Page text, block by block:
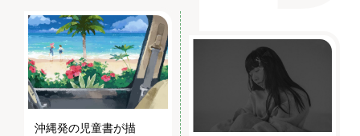
沖縄発の児童書が描